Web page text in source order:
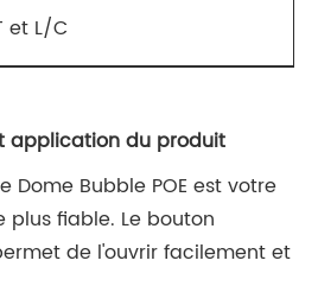
et L/C
application du produit
Dome Bubble POE est votre
fiable. Le bouton
de l'ouvrir facilement et